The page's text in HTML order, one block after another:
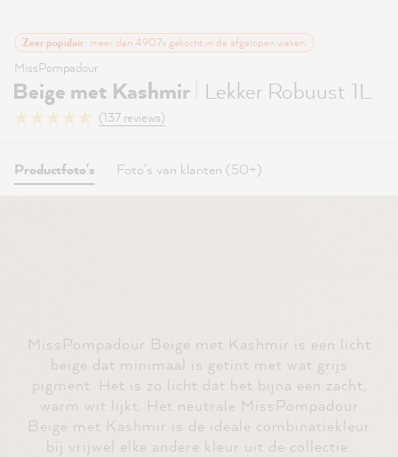
Zeer populair: meer dan 4907x gekocht in de afgelopen weken.
MissPompadour
Beige met Kashmir Lekker Robuust 1L
(137 reviews)
Productfoto's Foto's van klanten (50+)
MissPompadour Beige met Kashmir is een licht
beige dat minimaal is getint met wat grijs
pigment. Het is zo licht dat het bijna een zacht,
warm wit lijkt. Het neutrale MissPompadour
Beige met Kashmir is de ideale combinatiekleur
bij vrijwel elke andere kleur uit de collectie.